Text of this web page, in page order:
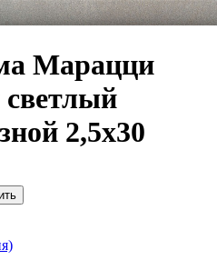
Марацци
2,5x30